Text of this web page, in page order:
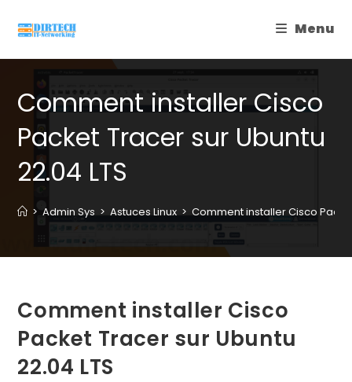
Menu
Comment installer Cisco
Packet Tracer sur Ubuntu
22.04 LTS
> Admin Sys > Astuces Linux > Comment installer Cisco
Comment installer Cisco
Packet Tracer sur Ubuntu
22.04 LTS